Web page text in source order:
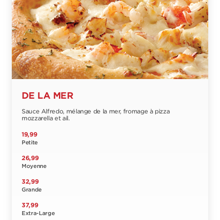
DE LA MER
Sauce Alfredo, mélange de la mer, fromage à pizza
mozzarella et ail.
19,99
Petite
26,99
Moyenne
32,99
Grande
37,99
Extra-Large